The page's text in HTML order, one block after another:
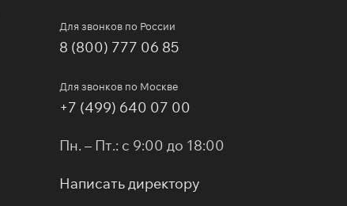
Для звонков по России
8 (800) 777 06 85
Для звонков по Москве
+7 (499) 640 07 00
Пн. – Пт.: с 9:00 до 18:00
Написать директору